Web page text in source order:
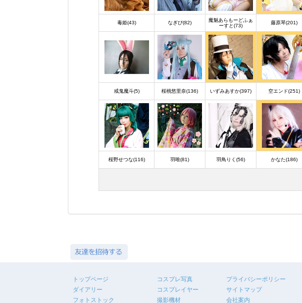
毒姫(43) なぎぴ(82)
魔魅あらもーどふぁ
ーすと(73)
藤原琴(201)
戒鬼魔斗(5) 桜桃悠里奈(136) いずみあすか(397) 空エンド(251)
桜野せつな(116) 羽唯(81) 羽鳥りく(56) かなた(186)
トップページ
ダイアリー
フォトストック
コスプレ写真
コスプレイヤー
撮影機材
プライバシーポリシー
サイトマップ
会社案内